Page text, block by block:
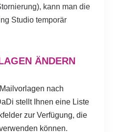
kann man die
Studio temporär
ÄNDERN
nach
stellt Ihnen eine Liste
zur Verfügung, die
können.